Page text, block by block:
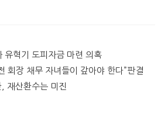
유혁기 도피자금 마련 의혹
회장 채무 자녀들이 갚아야 한다”판결
재산환수는 미진